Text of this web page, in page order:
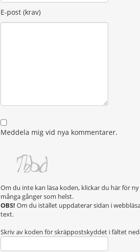
E-post (krav)
Meddela mig vid nya kommentarer.
Om du inte kan läsa koden, klickar du här för
många gånger som helst.
OBS! Om du istället uppdaterar sidan i
text.
Skriv av koden för skräppostskyddet i fältet